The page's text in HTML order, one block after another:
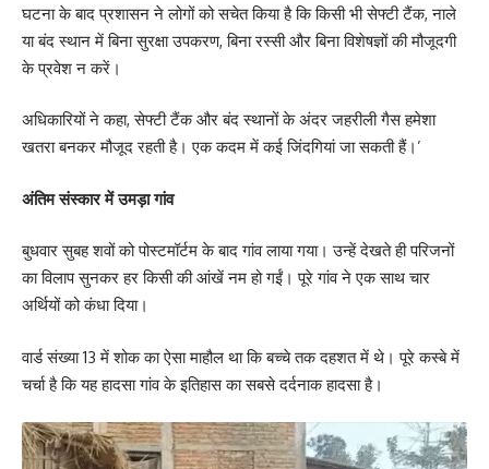
घटना के बाद प्रशासन ने लोगों को सचेत किया है कि किसी भी सेफ्टी टैंक, नाले
या बंद स्थान में बिना सुरक्षा उपकरण, बिना रस्सी और बिना विशेषज्ञों की मौजूदगी
के प्रवेश न करें।
अधिकारियों ने कहा, सेफ्टी टैंक और बंद स्थानों के अंदर जहरीली गैस हमेशा
खतरा बनकर मौजूद रहती है। एक कदम में कई जिंदगियां जा सकती हैं।’
अंतिम संस्कार में उमड़ा गांव
बुधवार सुबह शवों को पोस्टमॉर्टम के बाद गांव लाया गया। उन्हें देखते ही परिजनों
का विलाप सुनकर हर किसी की आंखें नम हो गईं। पूरे गांव ने एक साथ चार
अर्थियों को कंधा दिया।
वार्ड संख्या 13 में शोक का ऐसा माहौल था कि बच्चे तक दहशत में थे। पूरे कस्बे में
चर्चा है कि यह हादसा गांव के इतिहास का सबसे दर्दनाक हादसा है।